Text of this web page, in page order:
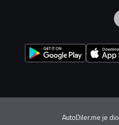
AutoDiler.me je dio